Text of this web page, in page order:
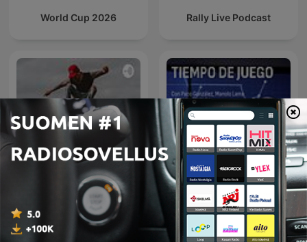
World Cup 2026 Rally Live Podcast
Skate Tiempo de Juego